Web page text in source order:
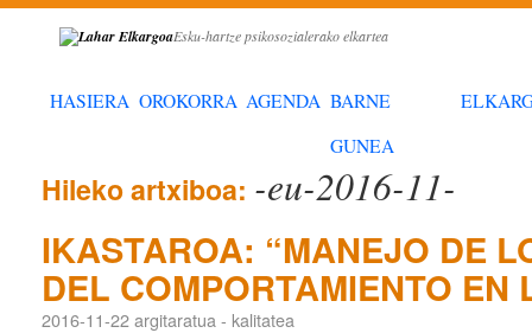
Esku-hartze psikosozialerako elkartea
HASIERA OROKORRA AGENDA BARNE
GUNEA
Hileko artxiboa: -eu-2016-11-
IKASTAROA: “MANEJO DE
DEL COMPORTAMIENTO EN
2016-11-22argitaratua - kalitatea